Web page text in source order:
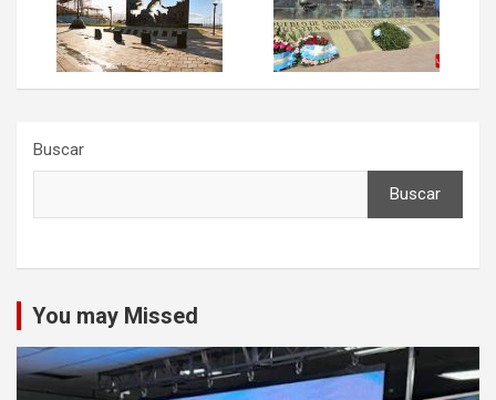
Buscar
Buscar
You may Missed